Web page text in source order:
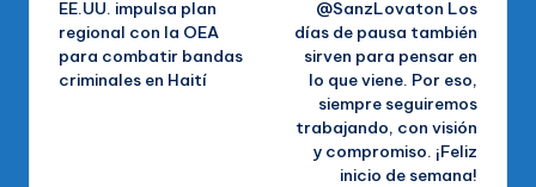
de
entradas
EE.UU. impulsa plan
regional con la OEA
para combatir bandas
criminales en Haití
@SanzLovaton Los
días de pausa también
sirven para pensar en
lo que viene. Por eso,
siempre seguiremos
trabajando, con visión
y compromiso. ¡Feliz
inicio de semana!